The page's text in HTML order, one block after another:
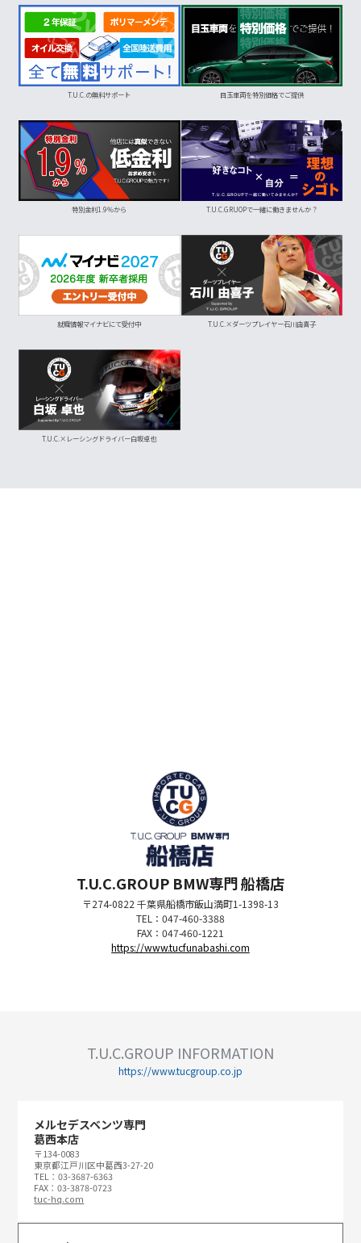
T.U.C.の無料サポート 目玉車両を特別価格でご提供
特別金利1.9％から T.U.C.GRUOPで一緒に働きませんか？
就職情報マイナビにて受付中 T.U.C.×ダーツプレイヤー石川由喜子
T.U.C.×レーシングドライバー白坂卓也
T.U.C.GROUP BMW専門 船橋店
〒274-0822 千葉県船橋市飯山満町1-1398-13
TEL：047-460-3388
FAX：047-460-1221
https://www.tucfunabashi.com
T.U.C.GROUP INFORMATION
https://www.tucgroup.co.jp
メルセデスベンツ専門
葛西本店
〒134-0083
東京都江戸川区中葛西3-27-20
TEL：03-3687-6363
FAX：03-3878-0723
tuc-hq.com